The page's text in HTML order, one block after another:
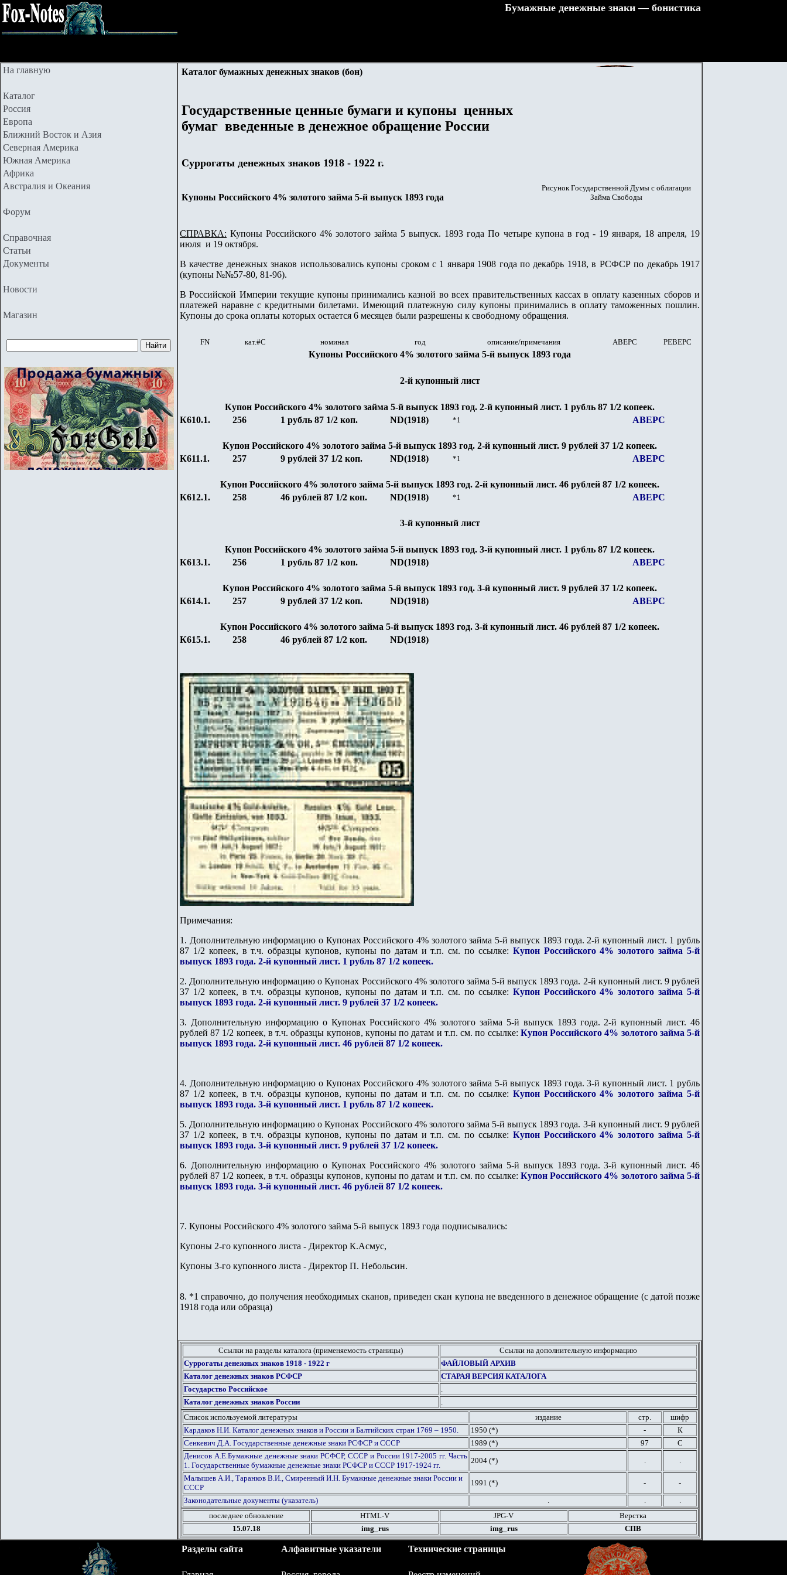
Бумажные денежные знаки — бонистика
На главную
Каталог
Россия
Европа
Ближний Восток и Азия
Северная Америка
Южная Америка
Африка
Австралия и Океания
Форум
Справочная
Статьи
Документы
Новости
Магазин
Каталог бумажных денежных знаков (бон)
Государственные ценные бумаги и купоны ценных
бумаг введенные в денежное обращение России
Суррогаты денежных знаков 1918 - 1922 г.
Купоны Российского 4% золотого займа 5-й выпуск 1893 года
Рисунок Государственной Думы с облигации
Займа Свободы
СПРАВКА: Купоны Российского 4% золотого займа 5 выпуск. 1893 года По четыре купона в год - 19 января, 18 апреля, 19
июля и 19 октября.
В качестве денежных знаков использовались купоны сроком с 1 января 1908 года по декабрь 1918, в РСФСР по декабрь 1917
(купоны №№57-80, 81-96).
В Российской Империи текущие купоны принимались казной во всех правительственных кассах в оплату казенных сборов и
платежей наравне с кредитными билетами. Имеющий платежную силу купоны принимались в оплату таможенных пошлин.
Купоны до срока оплаты которых остается 6 месяцев были разрешены к свободному обращения.
FN кат.#С номинал год описание/примечания АВЕРС РЕВЕРС
Купоны Российского 4% золотого займа 5-й выпуск 1893 года
2-й купонный лист
Купон Российского 4% золотого займа 5-й выпуск 1893 год. 2-й купонный лист. 1 рубль 87 1/2 копеек.
К610.1.
256 1 рубль 87 1/2 коп. ND(1918) *1 АВЕРС
Купон Российского 4% золотого займа 5-й выпуск 1893 год. 2-й купонный лист. 9 рублей 37 1/2 копеек.
К611.1.
257 9 рублей 37 1/2 коп. ND(1918) *1 АВЕРС
Купон Российского 4% золотого займа 5-й выпуск 1893 год. 2-й купонный лист. 46 рублей 87 1/2 копеек.
К612.1.
258 46 рублей 87 1/2 коп. ND(1918) *1 АВЕРС
3-й купонный лист
Купон Российского 4% золотого займа 5-й выпуск 1893 год. 3-й купонный лист. 1 рубль 87 1/2 копеек.
К613.1.
256 1 рубль 87 1/2 коп. ND(1918) АВЕРС
Купон Российского 4% золотого займа 5-й выпуск 1893 год. 3-й купонный лист. 9 рублей 37 1/2 копеек.
К614.1.
257 9 рублей 37 1/2 коп. ND(1918) АВЕРС
Купон Российского 4% золотого займа 5-й выпуск 1893 год. 3-й купонный лист. 46 рублей 87 1/2 копеек.
К615.1.
258 46 рублей 87 1/2 коп. ND(1918)
Примечания:
1. Дополнительную информацию о Купонах Российского 4% золотого займа 5-й выпуск 1893 года. 2-й купонный лист. 1 рубль
87 1/2 копеек, в т.ч. образцы купонов, купоны по датам и т.п. см. по ссылке: Купон Российского 4% золотого займа 5-й
выпуск 1893 года. 2-й купонный лист. 1 рубль 87 1/2 копеек.
2. Дополнительную информацию о Купонах Российского 4% золотого займа 5-й выпуск 1893 года. 2-й купонный лист. 9 рублей
37 1/2 копеек, в т.ч. образцы купонов, купоны по датам и т.п. см. по ссылке: Купон Российского 4% золотого займа 5-й
выпуск 1893 года. 2-й купонный лист. 9 рублей 37 1/2 копеек.
3. Дополнительную информацию о Купонах Российского 4% золотого займа 5-й выпуск 1893 года. 2-й купонный лист. 46
рублей 87 1/2 копеек, в т.ч. образцы купонов, купоны по датам и т.п. см. по ссылке: Купон Российского 4% золотого займа 5-й
выпуск 1893 года. 2-й купонный лист. 46 рублей 87 1/2 копеек.
4. Дополнительную информацию о Купонах Российского 4% золотого займа 5-й выпуск 1893 года. 3-й купонный лист. 1 рубль
87 1/2 копеек, в т.ч. образцы купонов, купоны по датам и т.п. см. по ссылке: Купон Российского 4% золотого займа 5-й
выпуск 1893 года. 3-й купонный лист. 1 рубль 87 1/2 копеек.
5. Дополнительную информацию о Купонах Российского 4% золотого займа 5-й выпуск 1893 года. 3-й купонный лист. 9 рублей
37 1/2 копеек, в т.ч. образцы купонов, купоны по датам и т.п. см. по ссылке: Купон Российского 4% золотого займа 5-й
выпуск 1893 года. 3-й купонный лист. 9 рублей 37 1/2 копеек.
6. Дополнительную информацию о Купонах Российского 4% золотого займа 5-й выпуск 1893 года. 3-й купонный лист. 46
рублей 87 1/2 копеек, в т.ч. образцы купонов, купоны по датам и т.п. см. по ссылке: Купон Российского 4% золотого займа 5-й
выпуск 1893 года. 3-й купонный лист. 46 рублей 87 1/2 копеек.
7. Купоны Российского 4% золотого займа 5-й выпуск 1893 года подписывались:
Купоны 2-го купонного листа - Директор К.Асмус,
Купоны 3-го купонного листа - Директор П. Небольсин.
8. *1 справочно, до получения необходимых сканов, приведен скан купона не введенного в денежное обращение (с датой позже
1918 года или образца)
Ссылки на разделы каталога (применяемость страницы)
Ссылки на дополнительную информацию
Суррогаты денежных знаков 1918 - 1922 г
ФАЙЛОВЫЙ АРХИВ
Каталог денежных знаков РСФСР
СТАРАЯ ВЕРСИЯ КАТАЛОГА
Государство Российское
.
Каталог денежных знаков России
.
Список используемой литературы
издание стр.
шифр
Кардаков Н.И. Каталог денежных знаков и России и Балтийских стран 1769 – 1950.
1950 (*) -
К
Сенкевич Д.А. Государственные денежные знаки РСФСР и СССР
1989 (*) 97
С
Денисов А.Е.Бумажные денежные знаки РСФСР, СССР и России 1917-2005 гг. Часть
1. Государственные бумажные денежные знаки РСФСР и СССР 1917-1924 гг.
2004 (*) .
.
Малышев А.И., Таранков В.И., Смиренный И.Н. Бумажные денежные знаки России и
СССР
1991 (*) -
-
Законодательные документы (указатель)
. .
.
последнее обновление
HTML-V JPG-V
Верстка
15.07.18
img_rus img_rus СПВ
Разделы сайта Алфавитные указатели Технические страницы